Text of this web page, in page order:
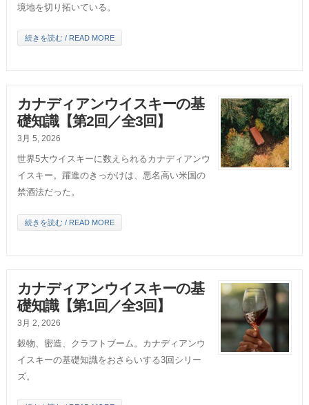
境地を切り拓いている。
続きを読む / READ MORE
カナディアンウイスキーの基
礎知識【第2回／全3回】
3月 5, 2026
世界5大ウイスキーに数えられるカナディアンウ
イスキー。躍進のきっかけは、悪名高い米国の
禁酒法だった。
続きを読む / READ MORE
カナディアンウイスキーの基
礎知識【第1回／全3回】
3月 2, 2026
穀物、密造、クラフトブーム。カナディアンウ
イスキーの基礎知識をおさらいする3回シリー
ズ。